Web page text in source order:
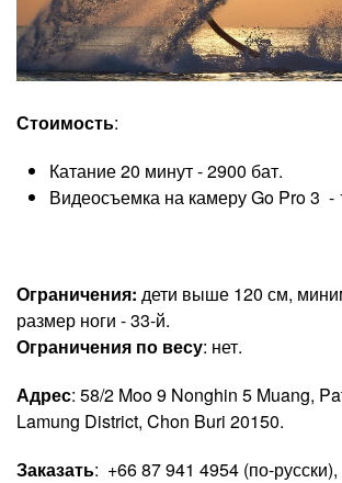
Стоимость:
Катание 20 минут - 2900 бат.
Видеосъемка на камеру Go Pro 3 -
Ограничения: дети выше 120 см,
размер ноги - 33-й.
Ограничения по весу: нет.
Адрес: 58/2 Moo 9 Nonghin 5 Muang,
Lamung District, Chon Buri 20150.
Заказать: +66 87 941 4954 (по-русски),